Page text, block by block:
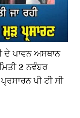
ਦੇ ਪਾਵਨ ਅਸਥਾਨ
2 ਨਵੰਬਰ
ਪੀ ਟੀ ਸੀ